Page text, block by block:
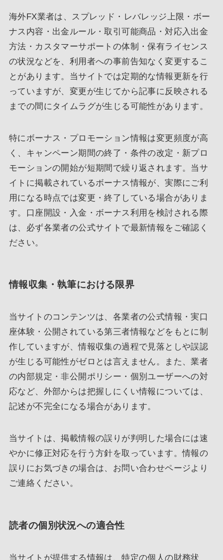
海外FX業者は、スプレッド・レバレッジ上限・ボー
ナス内容・出金ルール・取引可能商品・対応入出金
方法・カスタマーサポートの体制・保有ライセンス
の状況などを、利用者への事前告知なく変更するこ
とがあります。当サイトでは定期的な情報更新を行
っていますが、変更が生じてから記事に反映される
までの間にタイムラグが生じる可能性があります。
特にボーナス・プロモーション情報は変更頻度が高
く、キャンペーン期間の終了・条件の改定・新プロ
モーションの開始が短期間で繰り返されます。当サ
イトに掲載されているボーナス情報が、実際にご利
用になる時点では変更・終了している場合がありま
す。口座開設・入金・ボーナス利用を検討される際
は、必ず各業者の公式サイトで最新情報をご確認く
ださい。
情報収集・執筆における限界
当サイトのコンテンツは、各業者の公式情報・実口
座体験・公開されている第三者情報などをもとに制
作していますが、情報収集の過程で見落としや誤認
が生じる可能性がゼロとは言えません。また、業者
の内部規定・非公開ポリシー・個別ユーザーへの対
応など、外部からは把握しにくい情報については、
記述が不完全になる場合があります。
当サイトは、掲載情報の誤りが判明した場合には速
やかに修正対応を行う方針を取っています。情報の
誤りにお気づきの場合は、お問い合わせページより
ご連絡ください。
読者の個別状況への適合性
当サイトが提供する情報は、特定の個人の財務状